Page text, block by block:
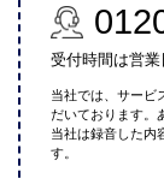
受付時間は営
当社では、サービ
だいております。
当社は録音した内
す。